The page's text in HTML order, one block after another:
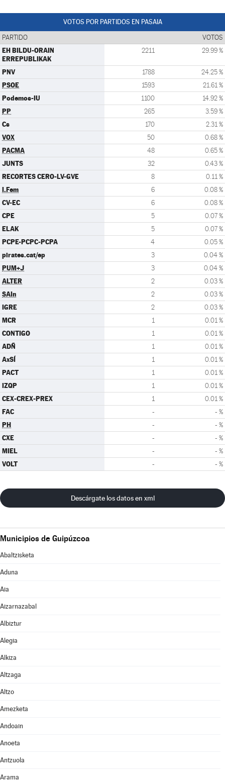
VOTOS POR PARTIDOS EN PASAIA
PARTIDO VOTOS
EH BILDU-ORAIN
ERREPUBLIKAK
2211 29.99 %
PNV 1788 24.25 %
PSOE 1593 21.61 %
Podemos-IU 1100 14.92 %
PP 265 3.59 %
Cs 170 2.31 %
VOX 50 0.68 %
PACMA 48 0.65 %
JUNTS 32 0.43 %
RECORTES CERO-LV-GVE 8 0.11 %
I.Fem 6 0.08 %
CV-EC 6 0.08 %
CPE 5 0.07 %
ELAK 5 0.07 %
PCPE-PCPC-PCPA 4 0.05 %
pirates.cat/ep 3 0.04 %
PUM+J 3 0.04 %
ALTER 2 0.03 %
SAIn 2 0.03 %
IGRE 2 0.03 %
MCR 1 0.01 %
CONTIGO 1 0.01 %
ADÑ 1 0.01 %
AxSÍ 1 0.01 %
PACT 1 0.01 %
IZQP 1 0.01 %
CEX-CREX-PREX 1 0.01 %
FAC - - %
PH - - %
CXE - - %
MIEL - - %
VOLT - - %
Descárgate los datos en xml
Municipios de Guipúzcoa
Abaltzisketa
Aduna
Aia
Aizarnazabal
Albiztur
Alegia
Alkiza
Altzaga
Altzo
Amezketa
Andoain
Anoeta
Antzuola
Arama